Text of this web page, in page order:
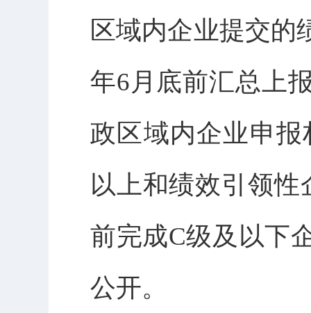
区域内企业提交的
年6月底前汇总上
政区域内企业申
以上和绩效引领
前完成C级及以下
公开。